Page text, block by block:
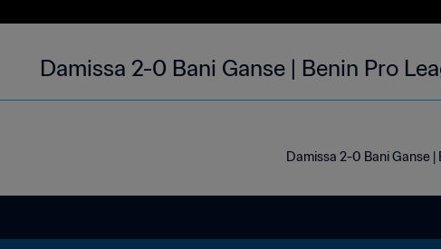
Damissa 2-0 Bani Ganse | Benin Pro
Damissa 2-0 Bani Ganse